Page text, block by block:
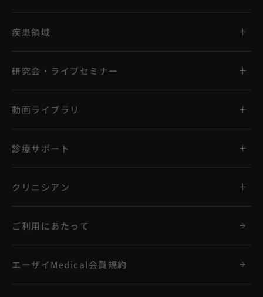
疾患領域
研究会・ライブセミナー
動画ライブラリ
診療サポート
クリニシアン
ご利用にあたって
エーザイMedical会員規約